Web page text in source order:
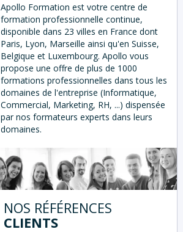
Apollo Formation est votre centre de
formation professionnelle continue,
disponible dans 23 villes en France dont
Paris, Lyon, Marseille ainsi qu'en Suisse,
Belgique et Luxembourg. Apollo vous
propose une offre de plus de 1000
formations professionnelles dans tous les
domaines de l'entreprise (Informatique,
Commercial, Marketing, RH, ...) dispensée
par nos formateurs experts dans leurs
domaines.
NOS RÉFÉRENCES
CLIENTS